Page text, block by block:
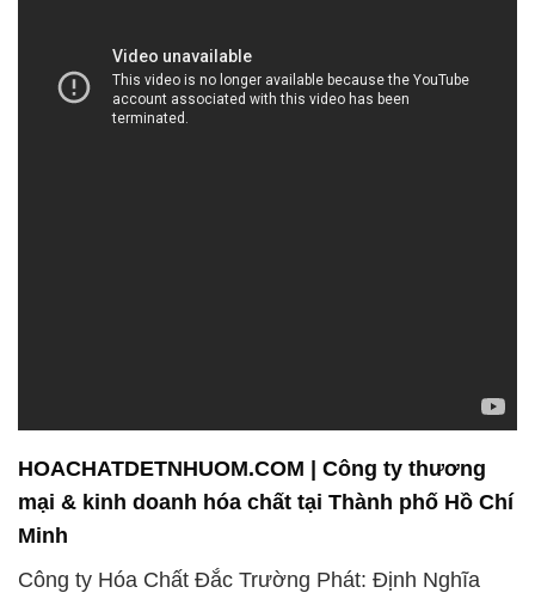
Công ty Hóa Chất Đắc Trường Phát: Định Nghĩa
Mới Cho Hóa Chất Uy Tín
Chào mừng bạn đến với Công ty Hóa Chất Đắc
Trường Phát – một đơn vị chuyên cung cấp hóa
chất cao cấp đẳng cấp trong ngành công nghiệp